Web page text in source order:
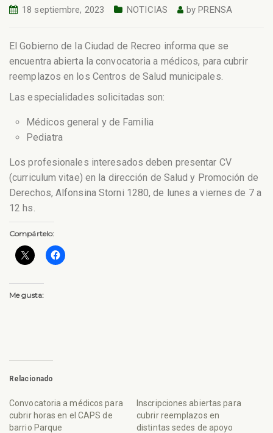
18 septiembre, 2023 NOTICIAS byPRENSA
El Gobierno de la Ciudad de Recreo informa que se
encuentra abierta la convocatoria a médicos, para cubrir
reemplazos en los Centros de Salud municipales.
Las especialidades solicitadas son:
Médicos general y de Familia
Pediatra
Los profesionales interesados deben presentar CV
(curriculum vitae) en la dirección de Salud y Promoción de
Derechos, Alfonsina Storni 1280, de lunes a viernes de 7 a
12 hs.
Compártelo:
Me gusta:
Relacionado
Convocatoria a médicos para
cubrir horas en el CAPS de
barrio Parque
Inscripciones abiertas para
cubrir reemplazos en
distintas sedes de apoyo